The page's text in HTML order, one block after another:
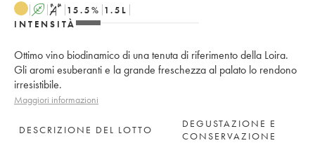
A S 15.5% 1.5 L
INTENSITÀ
Ottimo vino biodinamico di una tenuta di riferimento della Loira.
Gli aromi esuberanti e la grande freschezza al palato lo rendono
irresistibile.
Maggiori informazioni
DESCRIZIONE DEL LOTTO
DEGUSTAZIONE E
CONSERVAZIONE